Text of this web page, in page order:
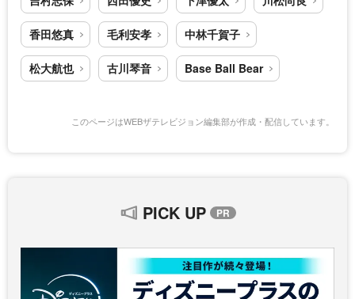
香田悠真 毛利安孝 中林千賀子
松大航也 古川琴音 Base Ball Bear
このページはWEBザテレビジョン編集部が作成・配信しています。
PICK UP